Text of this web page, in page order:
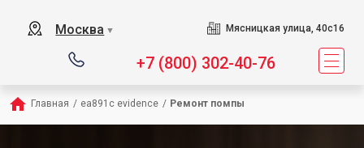
Москва ▼ Мясницкая улица, 40с16
+7 (800) 302-40-76
Главная / ea891c evidence / Ремонт помпы